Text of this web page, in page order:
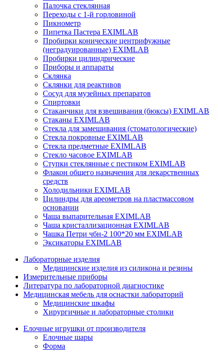
Палочка стеклянная
Переходы с 1-й горловиной
Пикнометр
Пипетка Пастера EXIMLAB
Пробирки конические центрифужные
(неградуированные) EXIMLAB
Пробирки цилиндрические
Приборы и аппараты
Склянка
Склянки для реактивов
Сосуд для музейных препаратов
Спиртовки
Стаканчики для взвешивания (бюксы) EXIMLAB
Стаканы EXIMLAB
Стекла для замешивания (стоматологические)
Стекла покровные EXIMLAB
Стекла предметные EXIMLAB
Стекло часовое EXIMLAB
Ступки стеклянные с пестиком EXIMLAB
Флакон общего назначения для лекарственных
средств
Холодильники EXIMLAB
Цилиндры для ареометров на пластмассовом
основании
Чаша выпарительная EXIMLAB
Чаша кристаллизационная EXIMLAB
Чашка Петри чбн-2 100*20 мм EXIMLAB
Эксикаторы EXIMLAB
Лабораторные изделия
Медицинские изделия из силикона и резины
Измерительные приборы
Литература по лабораторной диагностике
Медицинская мебель для оснастки лабораторий
Медицинские шкафы
Хирургичные и лабораторные столики
Елочные игрушки от производителя
Елочные шары
Форма